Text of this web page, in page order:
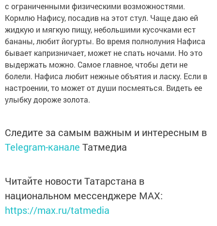
с ограниченными физическими возможностями.
Кормлю Нафису, посадив на этот стул. Чаще даю ей
жидкую и мягкую пищу, небольшими кусочками ест
бананы, любит йогурты. Во время полнолуния Нафиса
бывает капризничает, может не спать ночами. Но это
выдержать можно. Самое главное, чтобы дети не
болели. Нафиса любит нежные объятия и ласку. Если в
настроении, то может от души посмеяться. Видеть ее
улыбку дороже золота.
Следите за самым важным и интересным в
Telegram-канале Татмедиа
Читайте новости Татарстана в
национальном мессенджере MАХ:
https://max.ru/tatmedia